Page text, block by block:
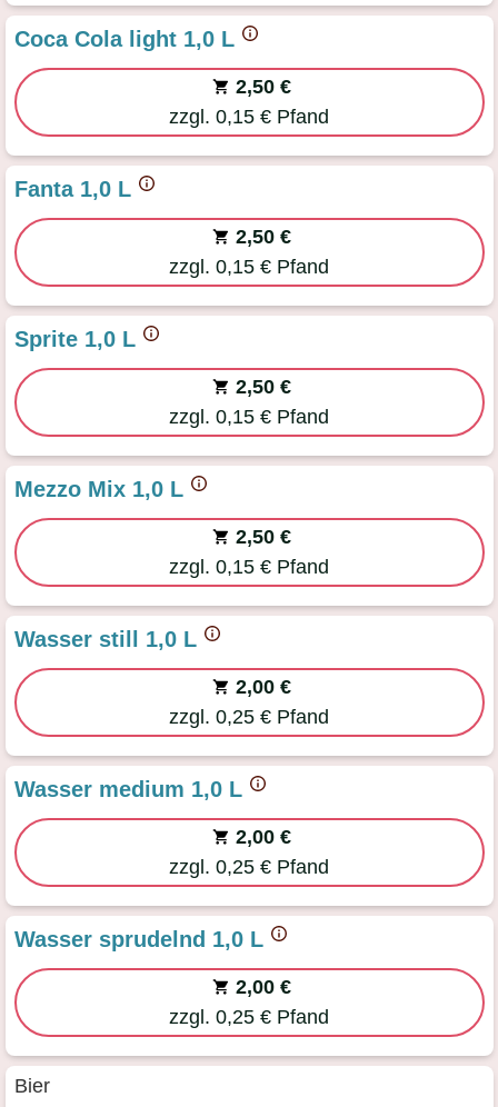
Coca Cola light 1,0 L
2,50 €
zzgl. 0,15 € Pfand
Fanta 1,0 L
2,50 €
zzgl. 0,15 € Pfand
Sprite 1,0 L
2,50 €
zzgl. 0,15 € Pfand
Mezzo Mix 1,0 L
2,50 €
zzgl. 0,15 € Pfand
Wasser still 1,0 L
2,00 €
zzgl. 0,25 € Pfand
Wasser medium 1,0 L
2,00 €
zzgl. 0,25 € Pfand
Wasser sprudelnd 1,0 L
2,00 €
zzgl. 0,25 € Pfand
Bier